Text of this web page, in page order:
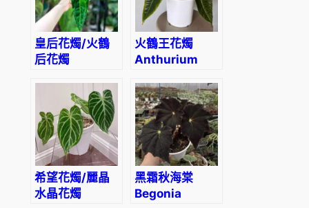
皇后花燭/火鶴
后花燭
warocqueanum
火鶴王花燭
Anthurium
希望花燭/麗晶
水晶花燭
黑霜秋海棠
Begonia